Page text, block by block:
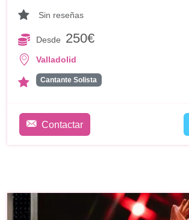
Sin reseñas
Desde 250€
Valladolid
Cantante Solista
Contactar